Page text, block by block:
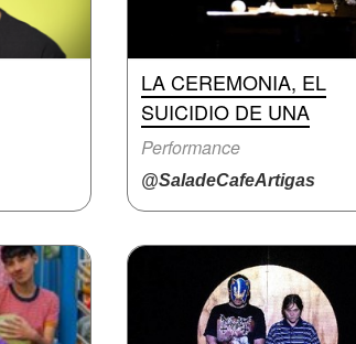
LA CEREMONIA, EL
SUICIDIO DE UNA
Performance
@SaladeCafeArtigas